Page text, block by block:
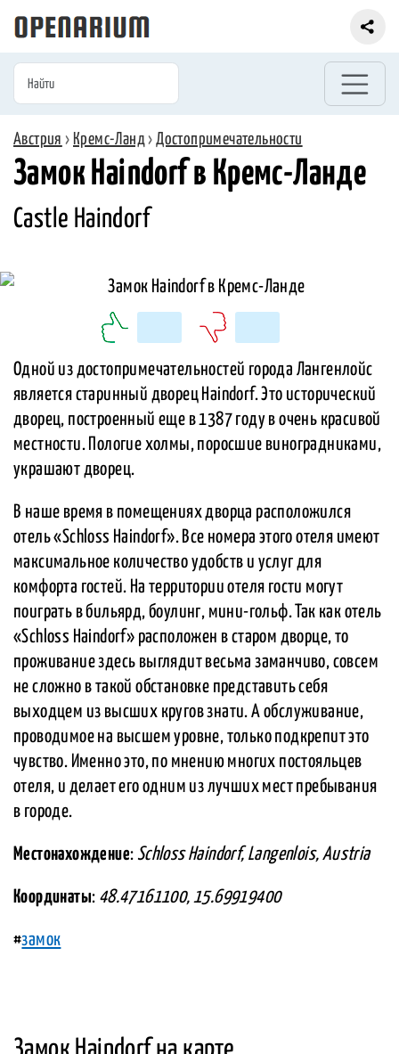
Австрия › Кремс-Ланд›Достопримечательности
Замок Haindorf в Кремс-Ланде
Castle Haindorf
Одной из достопримечательностей города Лангенлойс
является старинный дворец Haindorf. Это исторический
дворец, построенный еще в 1387 году в очень красивой
местности. Пологие холмы, поросшие виноградниками,
украшают дворец.
В наше время в помещениях дворца расположился
отель «Schloss Haindorf». Все номера этого отеля имеют
максимальное количество удобств и услуг для
комфорта гостей. На территории отеля гости могут
поиграть в бильярд, боулинг, мини-гольф. Так как отель
«Schloss Haindorf» расположен в старом дворце, то
проживание здесь выглядит весьма заманчиво, совсем
не сложно в такой обстановке представить себя
выходцем из высших кругов знати. А обслуживание,
проводимое на высшем уровне, только подкрепит это
чувство. Именно это, по мнению многих постояльцев
отеля, и делает его одним из лучших мест пребывания
в городе.
Местонахождение: Schloss Haindorf, Langenlois, Austria
Координаты: 48.47161100, 15.69919400
#замок